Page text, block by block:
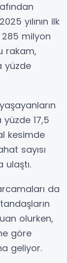
yılının ilk
milyon
rakam,
yüzde
yüzde 17,5
kesimde
sayısı
ulaştı.
da
olurken,
göre
geliyor.